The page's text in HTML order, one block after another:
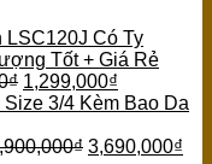
Có Ty
Tốt + Giá Rẻ
₫ 1,299,000₫
3/4 Kèm Bao Da
₫ 3,690,000₫